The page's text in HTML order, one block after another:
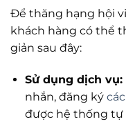
Để thăng hạng hội
khách hàng có thể
giản sau đây:
Sử dụng dịch vụ:
nhắn, đăng ký
được hệ thống